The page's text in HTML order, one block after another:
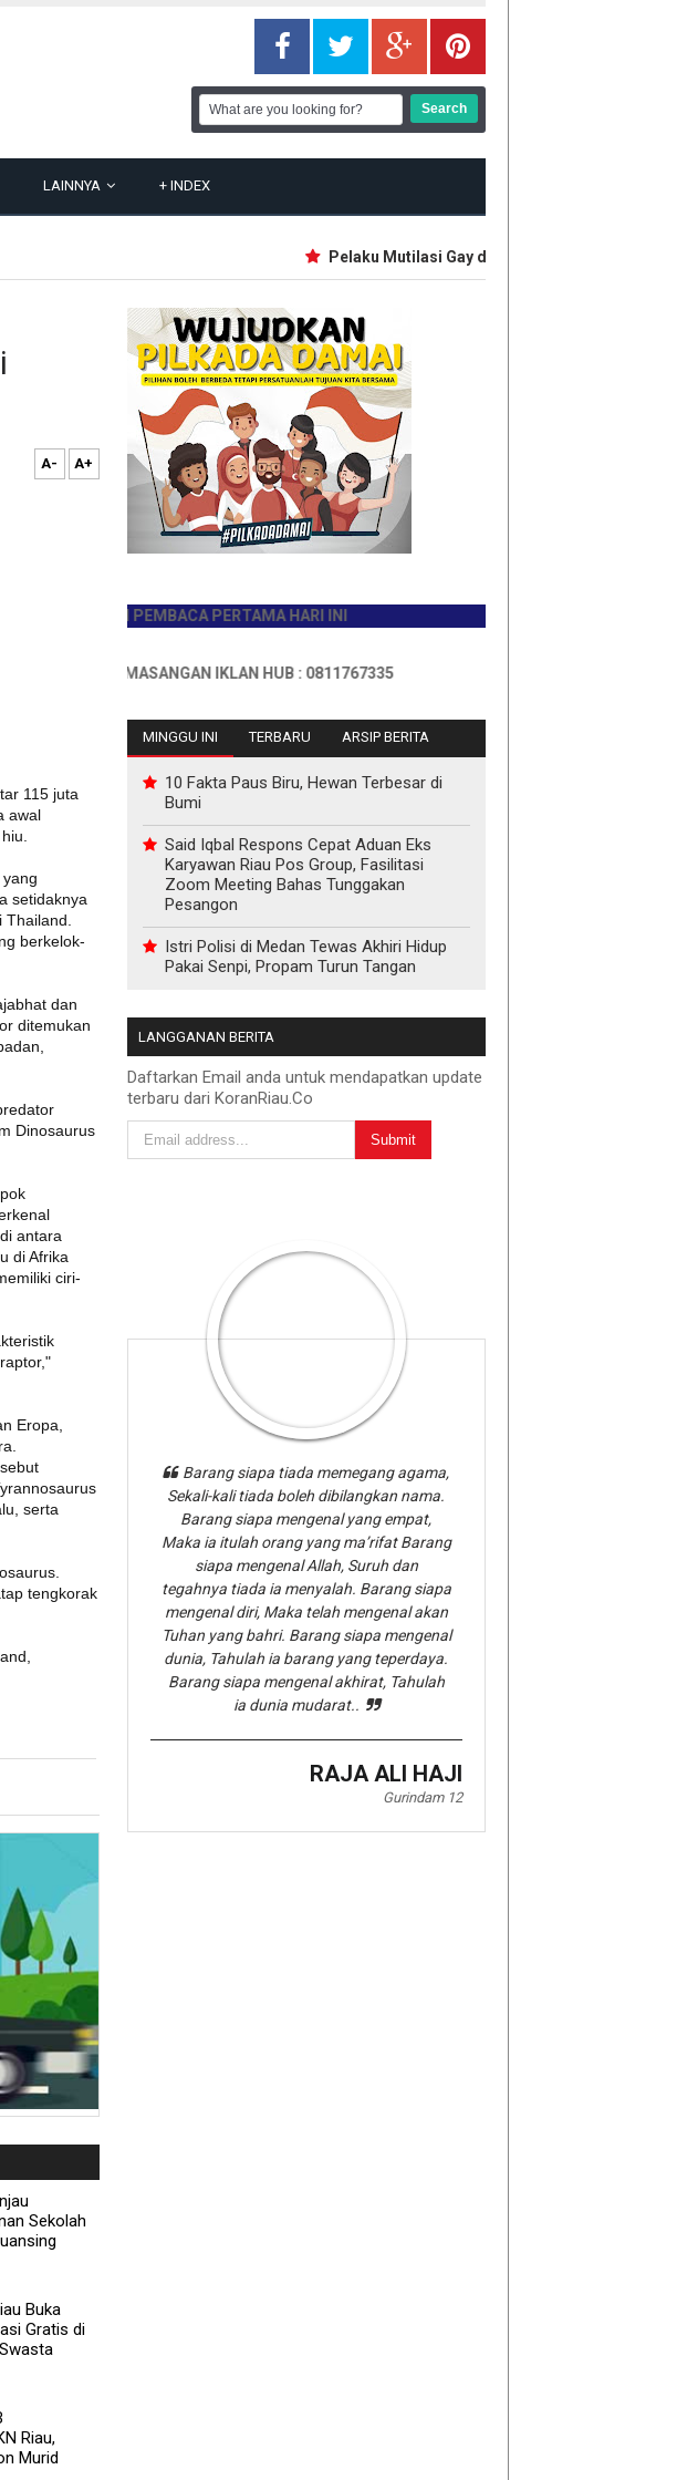
LAINNYA + INDEX
Pelaku Mutilasi Gay di Depok Pernah Jadi Guru
A- A+
115 juta
awal
setidaknya
berkelok-
dan
ditemukan
Dinosaurus
antara
di Afrika
ciri-
Eropa,
serta
tengkorak
Sekolah
Buka
Gratis di
Riau,
Murid
JADILAH PEMBACA PERTAMA HARI INI
INFO PEMASANGAN IKLAN HUB : 0811767335
MINGGU INI TERBARU ARSIP BERITA
10 Fakta Paus Biru, Hewan Terbesar di
Bumi
Said Iqbal Respons Cepat Aduan Eks
Karyawan Riau Pos Group, Fasilitasi
Zoom Meeting Bahas Tunggakan
Pesangon
Istri Polisi di Medan Tewas Akhiri Hidup
Pakai Senpi, Propam Turun Tangan
LANGGANAN BERITA
Daftarkan Email anda untuk mendapatkan update
terbaru dari KoranRiau.Co
Barang siapa tiada memegang agama,
Sekali-kali tiada boleh dibilangkan nama.
Barang siapa mengenal yang empat,
Maka ia itulah orang yang ma’rifat Barang
siapa mengenal Allah, Suruh dan
tegahnya tiada ia menyalah. Barang siapa
mengenal diri, Maka telah mengenal akan
Tuhan yang bahri. Barang siapa mengenal
dunia, Tahulah ia barang yang teperdaya.
Barang siapa mengenal akhirat, Tahulah
ia dunia mudarat..
RAJA ALI HAJI
Gurindam 12